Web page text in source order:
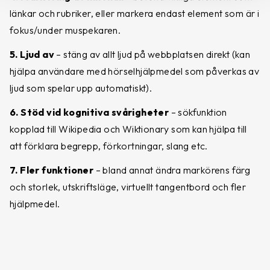
länkar och rubriker, eller markera endast element som är i
fokus/under muspekaren.
5. Ljud av – stäng av allt ljud på webbplatsen direkt (kan
hjälpa användare med hörselhjälpmedel som påverkas av
ljud som spelar upp automatiskt).
6. Stöd vid kognitiva svårigheter – sökfunktion
kopplad till Wikipedia och Wiktionary som kan hjälpa till
att förklara begrepp, förkortningar, slang etc.
7. Fler funktioner – bland annat ändra markörens färg
och storlek, utskriftsläge, virtuellt tangentbord och fler
hjälpmedel.